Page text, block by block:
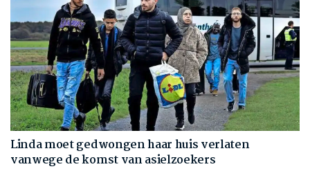
Linda moet gedwongen haar huis verlaten
vanwege de komst van asielzoekers